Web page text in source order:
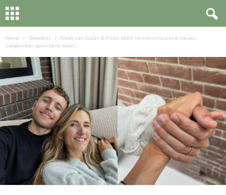
Home Showbizz
Freek van Suzan & Freek deelt hartverscheurend nieuws:
‘Longkanker, geen kans meer...